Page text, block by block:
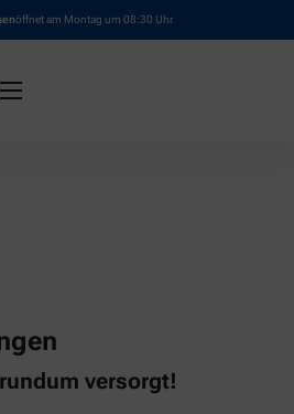
öffnet am Montag um 08:30 Uhr
versorgt!